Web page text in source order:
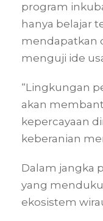
program
hanya belajar
mendapatkan
menguji ide
“Lingkungan
akan
kepercayaan
keberanian
Dalam jangka
yang
ekosistem